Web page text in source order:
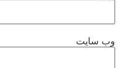
وب‌ سایت